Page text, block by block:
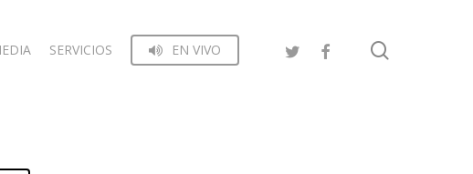
SERVICIOS EN VIVO